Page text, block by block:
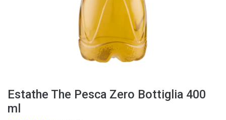
Estathe The Pesca Zero Bottiglia 400
ml